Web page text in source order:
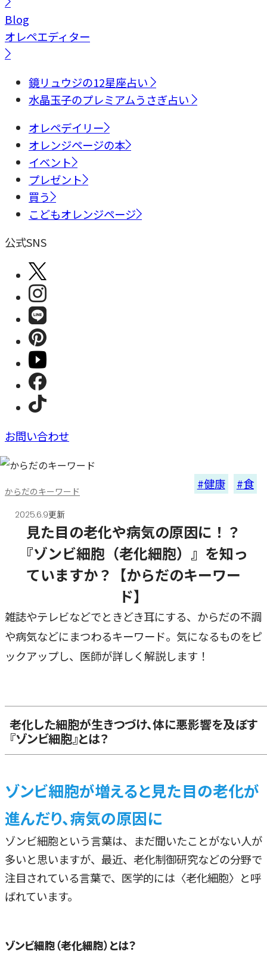
Blog
オレペエディター
鏡リュウジの12星座占い
水晶玉子のプレミアムうさぎ占い
オレペデイリー
オレンジページの本
イベント
プレゼント
買う
こどもオレンジページ
公式SNS
お問い合わせ
からだのキーワード 健康 食
2025.6.9更新
見た目の老化や病気の原因に！？
『ゾンビ細胞（老化細胞）』を知っ
ていますか？【からだのキーワー
ド】
雑誌やテレビなどでときどき耳にする、からだの不調
や病気などにまつわるキーワード。気になるものをピ
ックアップし、医師が詳しく解説します！
老化した細胞が生きつづけ、体に悪影響を及ぼす
『ゾンビ細胞』とは？
ゾンビ細胞が増えると見た目の老化が
進んだり、病気の原因に
ゾンビ細胞という言葉は、まだ聞いたことがない人が
多いと思いますが、最近、老化制御研究などの分野で
注目されている言葉で、医学的には〈老化細胞〉と呼
ばれています。
ゾンビ細胞（老化細胞）とは？